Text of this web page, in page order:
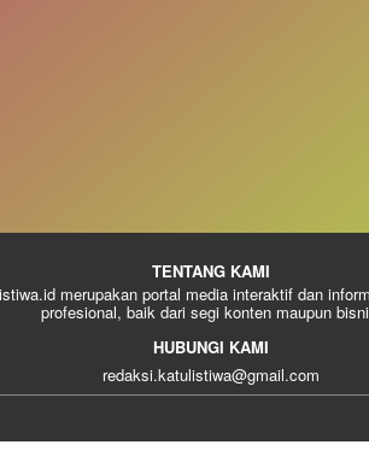
TENTANG KAMI
merupakan portal media interaktif dan
profesional, baik dari segi konten maupun
HUBUNGI KAMI
redaksi.katulistiwa@gmail.com